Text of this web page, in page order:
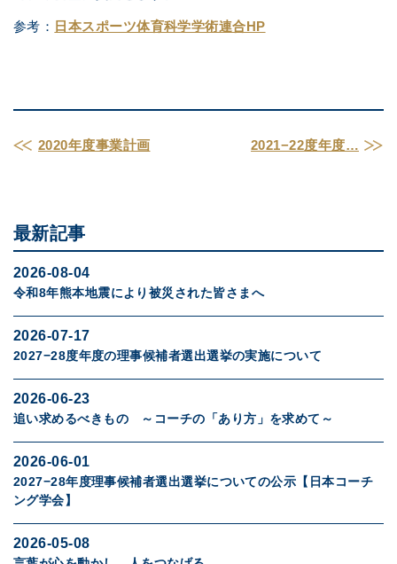
参考： 日本スポーツ体育科学学術連合HP
2020年度事業計画 2021−22度年度…
最新記事
2026-08-04
令和8年熊本地震により被災された皆さまへ
2026-07-17
2027−28度年度の理事候補者選出選挙の実施について
2026-06-23
追い求めるべきもの ～コーチの「あり方」を求めて～
2026-06-01
2027−28年度理事候補者選出選挙についての公示【日本コーチ
ング学会】
2026-05-08